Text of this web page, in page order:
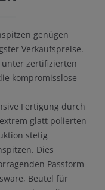
genügen
Verkaufspreise.
zertifizierten
kompromisslose
Fertigung durch
glatt polierten
stetig
Dies
Passform
Beutel für